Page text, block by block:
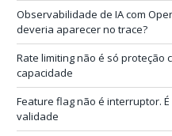
iObservabilidade de IA com
deveria aparecer no trace?
Rate limiting não é só proteção
capacidade
Feature flag não é interruptor.
validade